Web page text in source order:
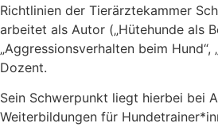
Richtlinien der Tierärztekammer
arbeitet als Autor („Hütehunde als
„Aggressionsverhalten beim Hund“,
Dozent.
Sein Schwerpunkt liegt hierbei bei
Weiterbildungen für